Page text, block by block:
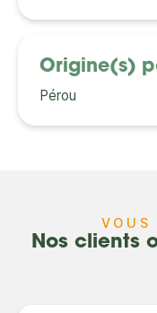
Origine(s)
Pérou
Nos clients